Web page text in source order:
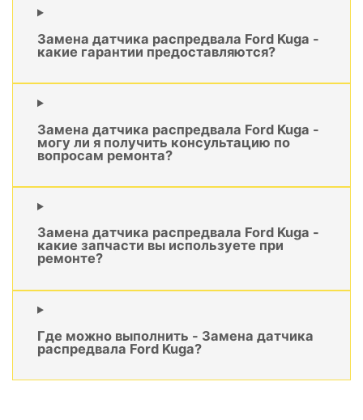
Замена датчика распредвала Ford Kuga -
какие гарантии предоставляются?
Замена датчика распредвала Ford Kuga -
могу ли я получить консультацию по
вопросам ремонта?
Замена датчика распредвала Ford Kuga -
какие запчасти вы используете при
ремонте?
Где можно выполнить - Замена датчика
распредвала Ford Kuga?